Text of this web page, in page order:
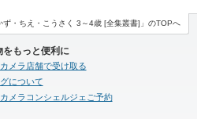
をもっと便利に
メラ店舗で受け取る
について
メラコンシェルジェご予約
ず・ちえ・こうさく 3～4歳 [全集叢書]」のTOPへ